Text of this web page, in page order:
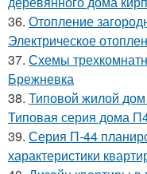
36. Отопление
Электрическое
37. Схемы
Брежневка
38. Типовой жилой
Типовая серия дома
39. Серия П-44
характеристики